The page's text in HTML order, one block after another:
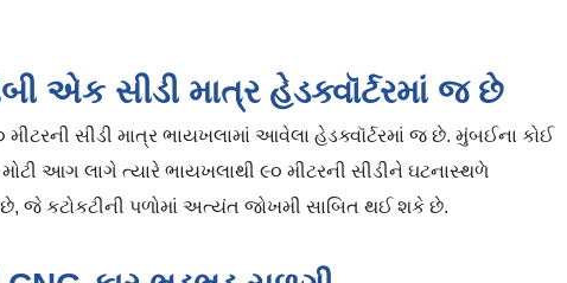
એક સીડી માત્ર હેડક્વૉર્ટરમાં જ છે
સીડી માત્ર ભાયખલામાં આવેલા હેડક્વૉર્ટરમાં જ છે. મુંબઈના કોઈ
મોટી આગ લાગે ત્યારે ભાયખલાથી ૯૦ મીટરની સીડીને ઘટનાસ્થળે
છે, જે કટોકટીની પળોમાં અત્યંત જોખમી સાબિત થઈ શકે છે.